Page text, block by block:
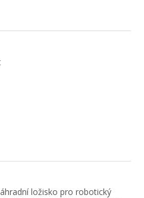
ložisko pro robotický